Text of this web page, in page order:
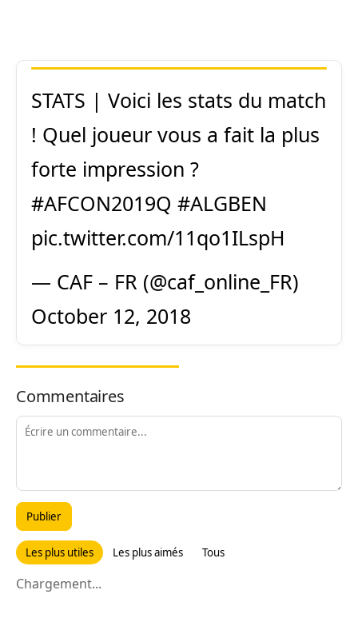
STATS | Voici les stats du match
! Quel joueur vous a fait la plus
forte impression ?
#AFCON2019Q #ALGBEN
pic.twitter.com/11qo1ILspH
— CAF – FR (@caf_online_FR)
October 12, 2018
Commentaires
Publier
Les plus utiles Les plus aimés Tous
Chargement...